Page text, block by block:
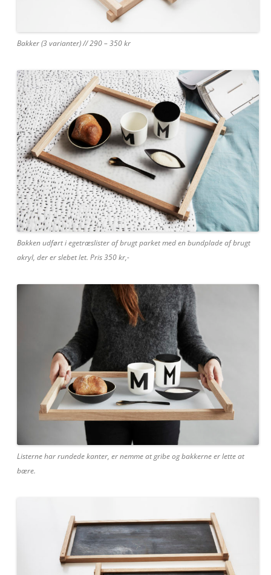
Bakker (3 varianter) // 290 – 350 kr
Bakken udført i egetræslister af brugt parket med en bundplade af brugt
akryl, der er slebet let. Pris 350 kr,-
Listerne har rundede kanter, er nemme at gribe og bakkerne er lette at
bære.